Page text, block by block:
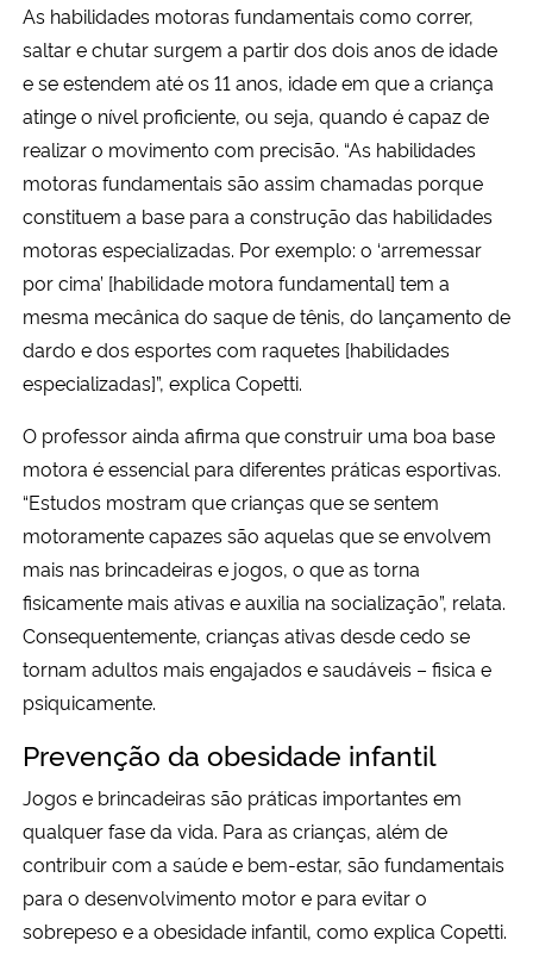
As habilidades motoras fundamentais como correr,
saltar e chutar surgem a partir dos dois anos de idade
e se estendem até os 11 anos, idade em que a criança
atinge o nível proficiente, ou seja, quando é capaz de
realizar o movimento com precisão. “As habilidades
motoras fundamentais são assim chamadas porque
constituem a base para a construção das habilidades
motoras especializadas. Por exemplo: o ‘arremessar
por cima’ [habilidade motora fundamental] tem a
mesma mecânica do saque de tênis, do lançamento de
dardo e dos esportes com raquetes [habilidades
especializadas]”, explica Copetti.
O professor ainda afirma que construir uma boa base
motora é essencial para diferentes práticas esportivas.
“Estudos mostram que crianças que se sentem
motoramente capazes são aquelas que se envolvem
mais nas brincadeiras e jogos, o que as torna
fisicamente mais ativas e auxilia na socialização”, relata.
Consequentemente, crianças ativas desde cedo se
tornam adultos mais engajados e saudáveis – fisica e
psiquicamente.
Prevenção da obesidade infantil
Jogos e brincadeiras são práticas importantes em
qualquer fase da vida. Para as crianças, além de
contribuir com a saúde e bem-estar, são fundamentais
para o desenvolvimento motor e para evitar o
sobrepeso e a obesidade infantil, como explica Copetti.